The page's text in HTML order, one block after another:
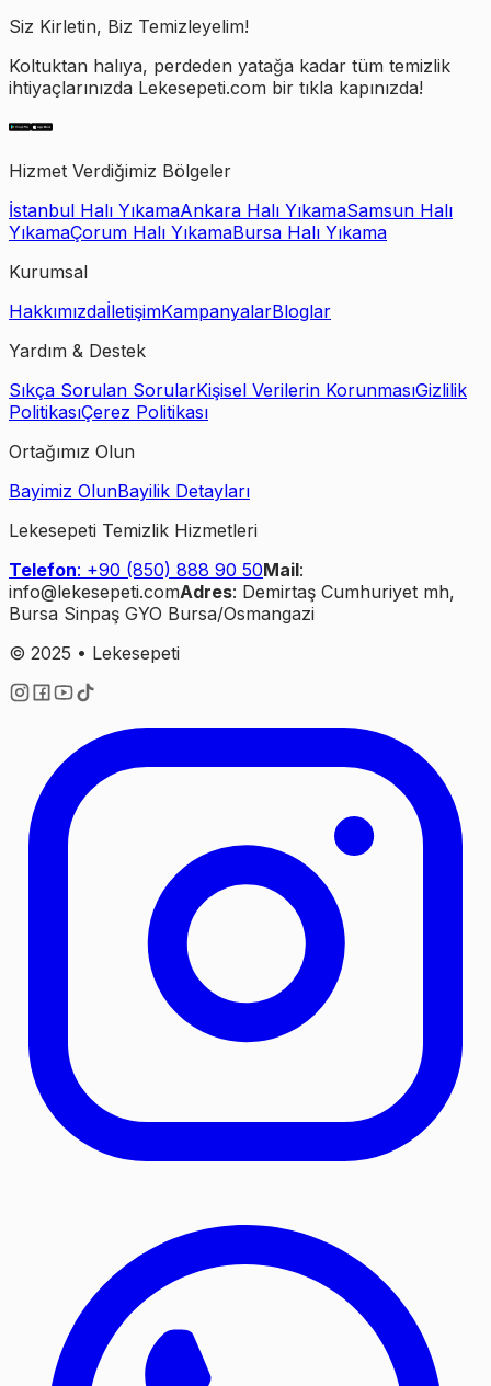
Siz Kirletin, Biz Temizleyelim!
Koltuktan halıya, perdeden yatağa kadar tüm temizlik
ihtiyaçlarınızda Lekesepeti.com bir tıkla kapınızda!
Hizmet Verdiğimiz Bölgeler
İstanbul Halı YıkamaAnkara Halı YıkamaSamsun Halı
YıkamaÇorum Halı YıkamaBursa Halı Yıkama
Kurumsal
HakkımızdaİletişimKampanyalarBloglar
Yardım & Destek
Sıkça Sorulan SorularKişisel Verilerin KorunmasıGizlilik
PolitikasıÇerez Politikası
Ortağımız Olun
Bayimiz OlunBayilik Detayları
Lekesepeti Temizlik Hizmetleri
Telefon: +90 (850) 888 90 50Mail:
info@lekesepeti.comAdres: Demirtaş Cumhuriyet mh,
Bursa Sinpaş GYO Bursa/Osmangazi
© 2025 • Lekesepeti